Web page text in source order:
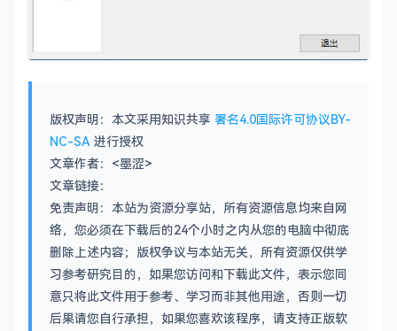
版权声明：本文采用知识共享 署名4.0国际许可协议BY-
NC-SA 进行授权
文章作者：<墨涩>
文章链接：
免责声明：本站为资源分享站，所有资源信息均来自网
络，您必须在下载后的24个小时之内从您的电脑中彻底
删除上述内容；版权争议与本站无关，所有资源仅供学
习参考研究目的，如果您访问和下载此文件，表示您同
意只将此文件用于参考、学习而非其他用途，否则一切
后果请您自行承担，如果您喜欢该程序，请支持正版软